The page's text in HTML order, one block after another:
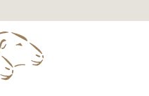
Haarschaf Nolana